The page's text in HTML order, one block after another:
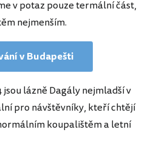
v potaz pouze termální část,
nejmenším.
v Budapešti
jsou lázně Dagály nejmladší v
pro návštěvníky, kteří chtějí
koupalištěm a letní